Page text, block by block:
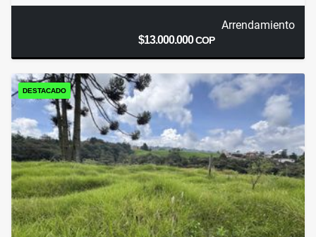
Arrendamiento
$13.000.000COP
DESTACADO